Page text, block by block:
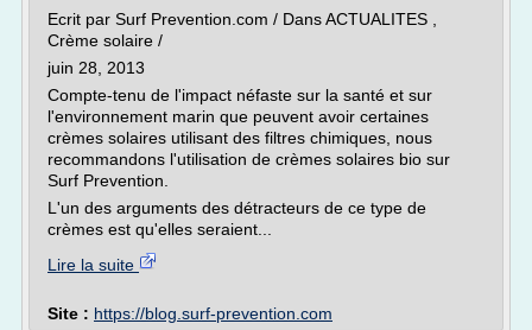
Ecrit par Surf Prevention.com / Dans ACTUALITES ,
Crème solaire /
juin 28, 2013
Compte-tenu de l'impact néfaste sur la santé et sur
l'environnement marin que peuvent avoir certaines
crèmes solaires utilisant des filtres chimiques, nous
recommandons l'utilisation de crèmes solaires bio sur
Surf Prevention.
L'un des arguments des détracteurs de ce type de
crèmes est qu'elles seraient...
Lire la suite
Site : https://blog.surf-prevention.com